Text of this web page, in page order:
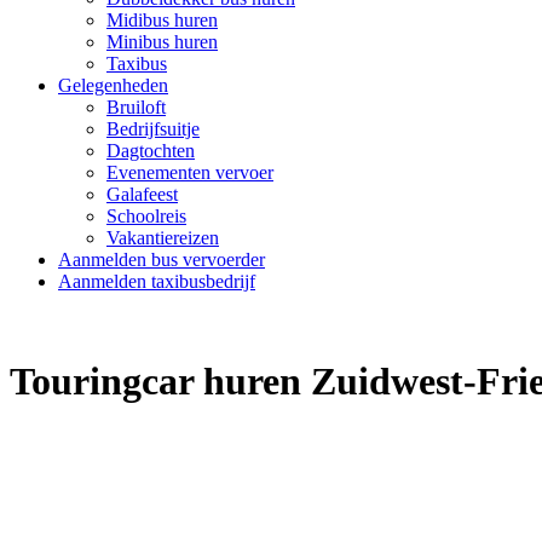
Midibus huren
Minibus huren
Taxibus
Gelegenheden
Bruiloft
Bedrijfsuitje
Dagtochten
Evenementen vervoer
Galafeest
Schoolreis
Vakantiereizen
Aanmelden bus vervoerder
Aanmelden taxibusbedrijf
Touringcar huren Zuidwest-